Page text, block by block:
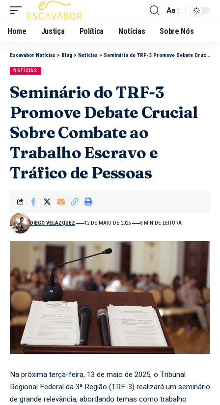
Aa
Home Justiça Política Notícias Sobre Nós
Escavabor Notícias > Blog > Notícias > Seminário do TRF-3 Promove Debate Crucial Sobre Combate ao Trabalho Escravo e Tráfico de Pessoas
NOTÍCIAS
Seminário do TRF-3
Promove Debate Crucial
Sobre Combate ao
Trabalho Escravo e
Tráfico de Pessoas
DIEGO VELÁZQUEZ 12 DE MAIO DE 2025 6 MIN DE LEITURA
Na próxima terça-feira, 13 de maio de 2025, o Tribunal
Regional Federal da 3ª Região (TRF-3) realizará um seminário
de grande relevância, abordando temas como trabalho